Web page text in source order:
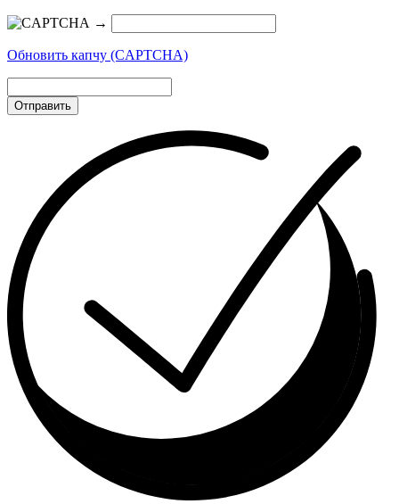
→
Обновить капчу (CAPTCHA)
Отправить